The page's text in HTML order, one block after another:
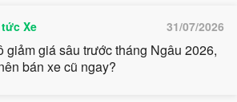
Xe 31/07/2026
giảm giá sâu trước tháng Ngâu 2026,
bán xe cũ ngay?